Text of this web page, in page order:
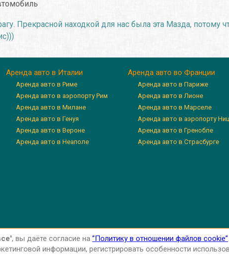
Прекрасной находкой для нас была эта Мазда, потому
Аренда авто в Италии
Аренда авто в Риме
Аренда авто в аэропорту Рим
Аренда авто в Милане
Аренда авто в Генуя
Аренда авто в Вероне
Аренда авто в Неаполе
Аренда авто во Франции
Аренда авто в Париже
Аренда авто в Лионе
Аренда авто в Марселе
Аренда авто в аэропорту
Аренда авто в Гренобле
Аренда авто в Страсбурге
, вы даёте согласие на ”Политику в отношении файлов cookie”
информации, регистрировать особенности